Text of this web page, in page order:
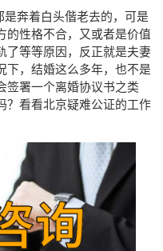
奔着白头偕老去的，可是
的性格不合，又或者是价值
了等等原因，反正就是夫妻
下，结婚这么多年，也不是
签署一个离婚协议书之类
？看看北京疑难公证的工作